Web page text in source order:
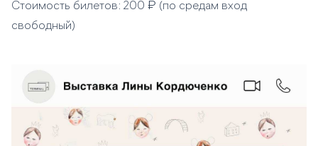
Стоимость билетов: 200 ₽ (по средам вход
свободный)